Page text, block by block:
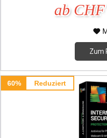
ab
Zum
60% Reduziert